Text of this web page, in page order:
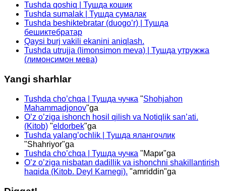
Tushda qoshiq | Тушда кошик
Tushda sumalak | Тушда сумалак
Tushda beshiktebratar (duogo’r) | Тушда
бешиктебратар
Qaysi burj vakili ekanini aniqlash.
Tushda utrujja (limonsimon meva) | Тушда утружжа
(лимонсимон мева)
Yangi sharhlar
Tushda cho’chqa | Тушда чучка "Shohjahon
Mahammadjonov"ga
O’z o’ziga ishonch hosil qilish va Notiqlik san’ati.
(Kitob) "eldorbek"ga
Tushda yalang’ochlik | Тушда ялангочлик
"Shahriyor"ga
Tushda cho’chqa | Тушда чучка "Мари"ga
O’z o’ziga nisbatan dadillik va ishonchni shakillantirish
haqida (Kitob. Deyl Karnegi). "amriddin"ga